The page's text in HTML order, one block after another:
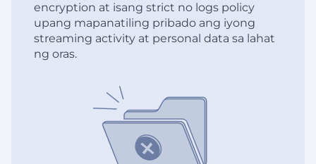
encryption at isang strict no logs policy
upang mapanatiling pribado ang iyong
streaming activity at personal data sa lahat
ng oras.